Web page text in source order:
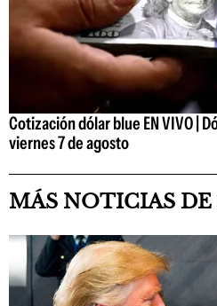
Cotización dólar blue EN VIVO |
viernes 7 de agosto
MÁS NOTICIAS DE